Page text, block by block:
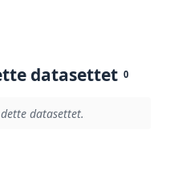
datasettet 0
datasettet.